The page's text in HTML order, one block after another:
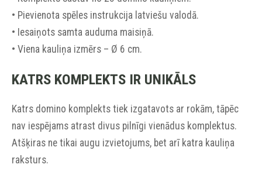
• Pievienota spēles instrukcija latviešu valodā.
• Iesaiņots samta auduma maisiņā.
• Viena kauliņa izmērs – Ø 6 cm.
KATRS KOMPLEKTS IR UNIKĀLS
Katrs domino komplekts tiek izgatavots ar rokām, tāpēc
nav iespējams atrast divus pilnīgi vienādus komplektus.
Atšķiras ne tikai augu izvietojums, bet arī katra kauliņa
raksturs.